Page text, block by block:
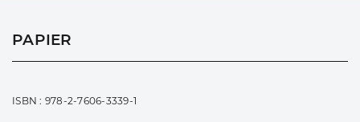
PAPIER
ISBN : 978-2-7606-3339-1